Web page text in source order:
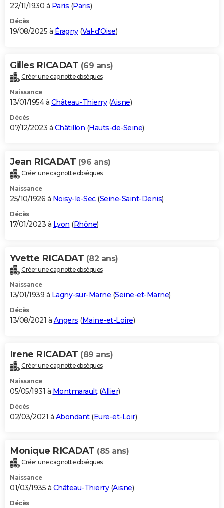
S'inscrire
Se connecter
Lycées
Collèges
Primaires
Universités
Entreprises
Service militaire
Avis de recherche
AVIS DE DÉCÈS
Bricolage
Lifestyle
Culture
Sport
Auto
Television
Voyage
Cinema
22/11/1930 à Paris (Paris)
Décès
19/08/2025 à Éragny(Val-d'Oise)
Gilles RICADAT (69 ans)
Créer une cagnotte obsèques
Naissance
13/01/1954 à Château-Thierry(Aisne)
Décès
07/12/2023 à Châtillon (Hauts-de-Seine)
Jean RICADAT (96 ans)
Créer une cagnotte obsèques
Naissance
25/10/1926 à Noisy-le-Sec(Seine-Saint-Denis)
Décès
17/01/2023 à Lyon (Rhône)
Yvette RICADAT (82 ans)
Créer une cagnotte obsèques
Naissance
13/01/1939 à Lagny-sur-Marne (Seine-et-Marne)
Décès
13/08/2021 à Angers (Maine-et-Loire)
Irene RICADAT (89 ans)
Créer une cagnotte obsèques
Naissance
05/05/1931 à Montmarault(Allier)
Décès
02/03/2021 à Abondant(Eure-et-Loir)
Monique RICADAT (85 ans)
Créer une cagnotte obsèques
Naissance
01/03/1935 à Château-Thierry(Aisne)
Décès